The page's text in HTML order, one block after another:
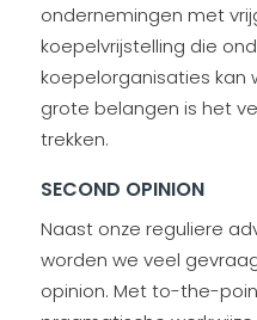
ondernemingen met
koepelvrijstelling die
koepelorganisaties kan
grote belangen is het
trekken.
SECOND OPINION
Naast onze reguliere
worden we veel
opinion. Met to-the-